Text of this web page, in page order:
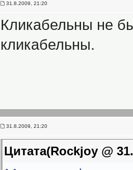
31.8.2009, 21:20
Кликабельны не
кликабельны.
31.8.2009, 21:20
Цитата(Rockjoy @